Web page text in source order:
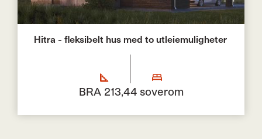
Hitra - fleksibelt hus med to utleiemuligheter
BRA 213,44 soverom